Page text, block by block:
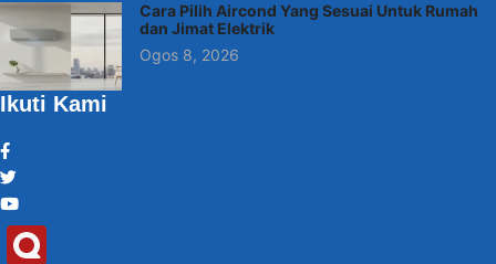
Cara Pilih Aircond Yang Sesuai Untuk Rumah
dan Jimat Elektrik
Ogos 8, 2026
Ikuti Kami